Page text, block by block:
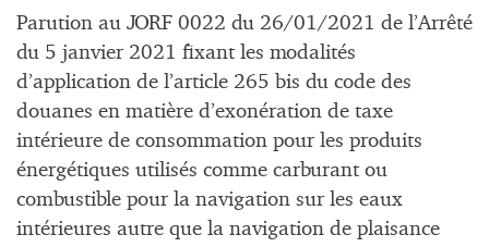
Parution au JORF 0022 du 26/01/2021 de l’Arrêté
du 5 janvier 2021 fixant les modalités
d’application de l’article 265 bis du code des
douanes en matière d’exonération de taxe
intérieure de consommation pour les produits
énergétiques utilisés comme carburant ou
combustible pour la navigation sur les eaux
intérieures autre que la navigation de plaisance